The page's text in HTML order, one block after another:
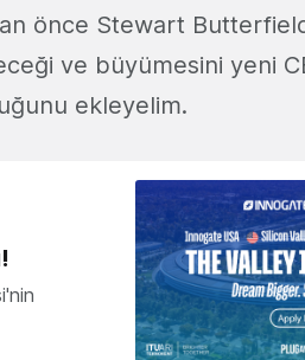
önce Stewart
ve büyümesini yeni
ekleyelim.